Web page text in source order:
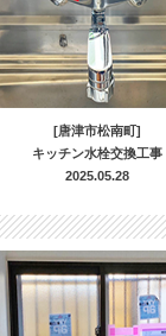
[唐津市松南町]
キッチン水栓交換工事
2025.05.28